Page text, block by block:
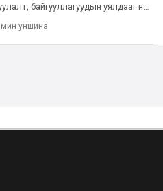
байгууллагуудын уялдааг нэг
мин уншина